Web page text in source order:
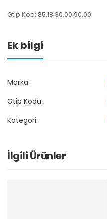
Gtip Kod: 85.18.30.00.90.00
Ek bilgi
Marka:
Gtip Kodu:
Kategori:
İlgili Ürünler